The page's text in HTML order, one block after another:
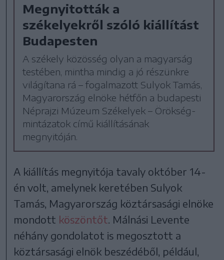
Megnyitották a
székelyekről szóló kiállítást
Budapesten
A székely közösség olyan a magyarság
testében, mintha mindig a jó részünkre
világítana rá – fogalmazott Sulyok Tamás,
Magyarország elnöke hétfőn a budapesti
Néprajzi Múzeum Székelyek – Örökség-
mintázatok című kiállításának
megnyitóján.
A kiállítás megnyitója tavaly október 14-
én volt, amelynek keretében Sulyok
Tamás, Magyarország köztársasági elnöke
mondott köszöntőt . Málnási Levente
néhány gondolatot is megosztott a
köztársasági elnök beszédéből, például,